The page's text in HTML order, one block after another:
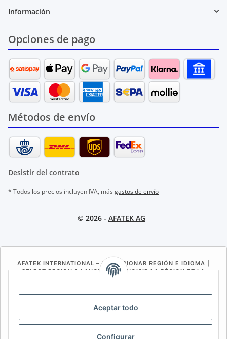
Aceptar todo
Configurar
Información
Opciones de pago
Métodos de envío
Desistir del contrato
* Todos los precios incluyen IVA, más gastos de envío
© 2026 - AFATEK AG
AFATEK INTERNATIONAL – SELECCIONAR REGIÓN E IDIOMA |
SELECT REGION & LANGUAGE | CHOISIR LA RÉGION ET LA
LANGUE
ES